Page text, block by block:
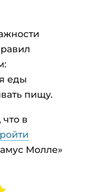
еды
пищу.
в
Молле»